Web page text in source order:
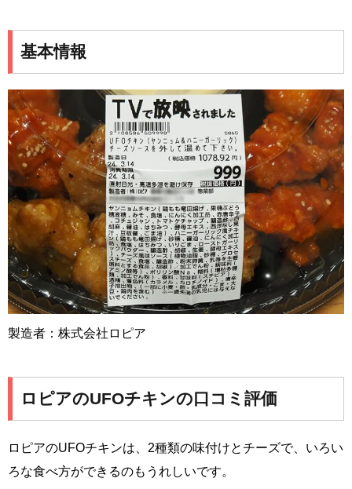
基本情報
製造者：株式会社ロピア
ロピアのUFOチキンの口コミ評価
ロピアのUFOチキンは、2種類の味付けとチーズで、いろい
ろな食べ方ができるのもうれしいです。